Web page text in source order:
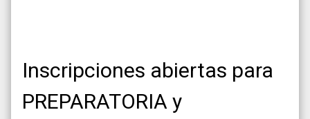
Inscripciones abiertas para
PREPARATORIA y